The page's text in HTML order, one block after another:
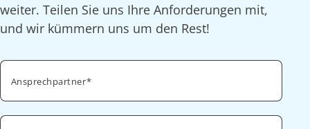
weiter. Teilen Sie uns Ihre Anforderungen mit,
und wir kümmern uns um den Rest!
Ansprechpartner